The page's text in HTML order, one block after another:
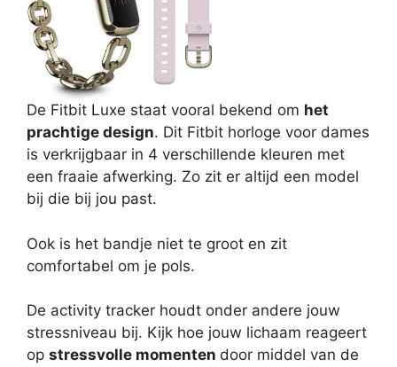
De Fitbit Luxe staat vooral bekend om het
prachtige design. Dit Fitbit horloge voor dames
is verkrijgbaar in 4 verschillende kleuren met
een fraaie afwerking. Zo zit er altijd een model
bij die bij jou past.
Ook is het bandje niet te groot en zit
comfortabel om je pols.
De activity tracker houdt onder andere jouw
stressniveau bij. Kijk hoe jouw lichaam reageert
op stressvolle momenten door middel van de